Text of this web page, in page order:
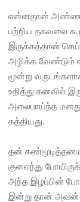
என்னதான்
பற்றிய தகவலை
இருக்கத்தான்
அழிக்க வேண்டும்
மூன்று
உதித்து கனவில்
அலைபாய்ந்த மனது
கத்தியது.
தன்
குலைந்து
அந்த இழப்பின்
இன்று தான் அவன்